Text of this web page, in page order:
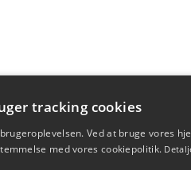
tracking cookies
Ved at bruge vores
med vores cookiepolitik.